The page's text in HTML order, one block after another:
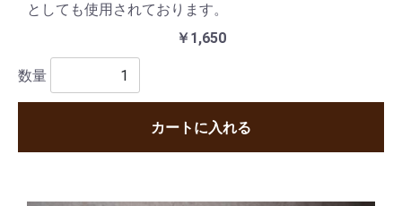
としても使用されております。
￥1,650
数量
カートに入れる